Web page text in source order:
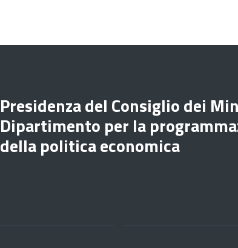
Presidenza del Consiglio dei
Dipartimento per la
della politica economica